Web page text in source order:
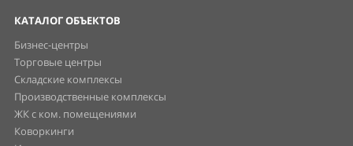
КАТАЛОГ ОБЪЕКТОВ
Бизнес-центры
Торговые центры
Складские комплексы
Производственные комплексы
ЖК с ком. помещениями
Коворкинги